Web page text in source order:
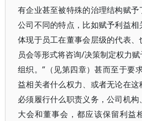
有企业甚至被特殊的治理结构赋
公司不同的特点，比如赋予利益
体现于员工在董事会层级的代表
员会等形式将咨询/决策制定权力
组织。”（见第四章）甚而至于要
益相关者什么权力、或者无论在这
必须履行什么职责义务，公司机
大会和董事会，都应该保留利益